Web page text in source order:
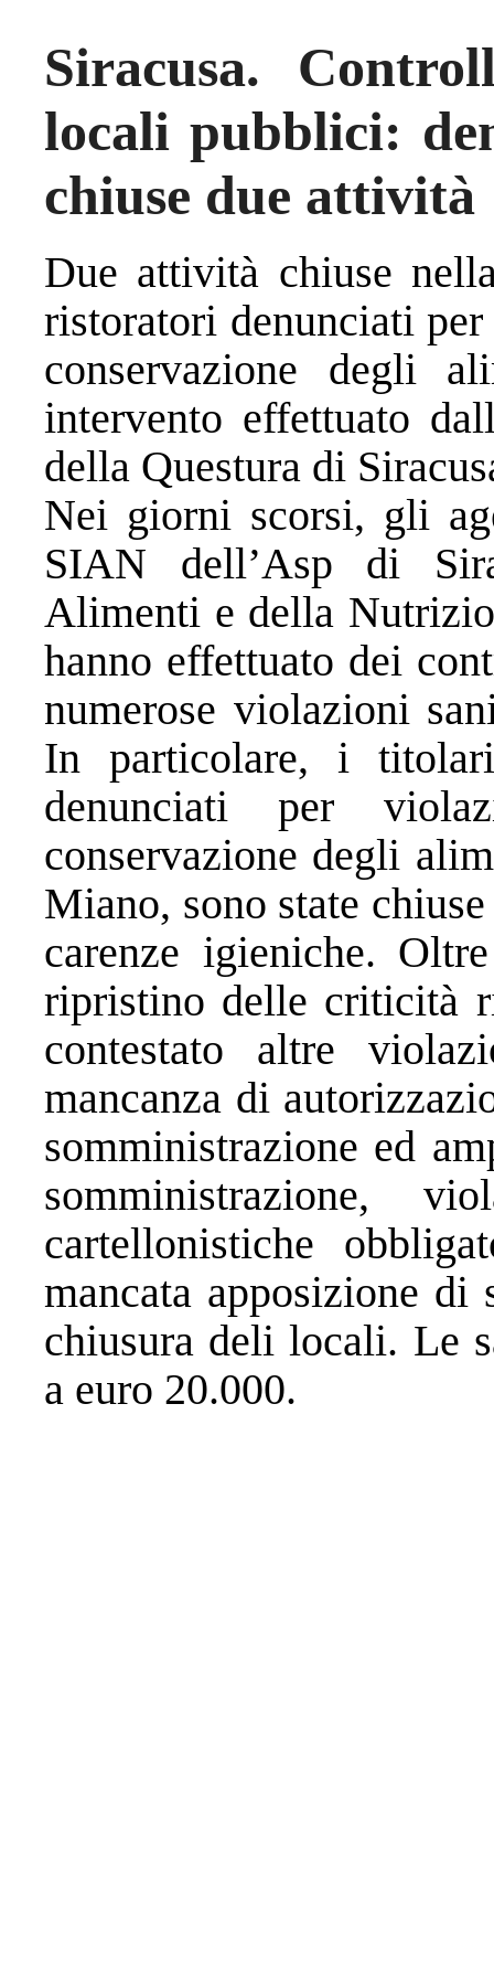
Siracusa.
locali pubblici:
chiuse due attività
Due attività chiuse
ristoratori denunciati
conservazione degli
intervento effettuato
della Questura di
Nei giorni scorsi, gli
SIAN dell’Asp di
Alimenti e della
hanno effettuato dei
numerose violazioni
In particolare, i
denunciati per
conservazione degli
Miano, sono state
carenze igieniche.
ripristino delle criticità
contestato altre
mancanza di
somministrazione ed
somministrazione,
cartellonistiche
mancata apposizione
chiusura deli locali. Le
a euro 20.000.